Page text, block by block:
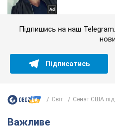
Підпишись на наш
Підписатись
Світ Сенат США
Важливе